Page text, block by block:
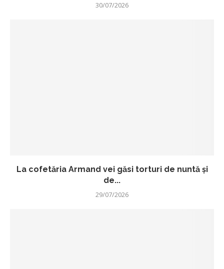
30/07/2026
La cofetăria Armand vei găsi torturi de nuntă și
de...
29/07/2026